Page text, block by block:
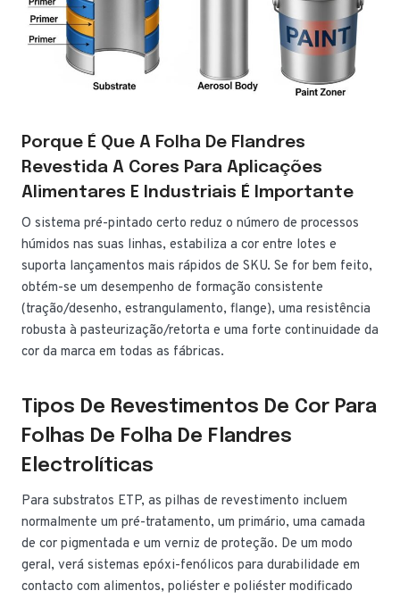
Porque É Que A Folha De Flandres
Revestida A Cores Para Aplicações
Alimentares E Industriais É Importante
O sistema pré-pintado certo reduz o número de processos
húmidos nas suas linhas, estabiliza a cor entre lotes e
suporta lançamentos mais rápidos de SKU. Se for bem feito,
obtém-se um desempenho de formação consistente
(tração/desenho, estrangulamento, flange), uma resistência
robusta à pasteurização/retorta e uma forte continuidade da
cor da marca em todas as fábricas.
Tipos De Revestimentos De Cor Para
Folhas De Folha De Flandres
Electrolíticas
Para substratos ETP, as pilhas de revestimento incluem
normalmente um pré-tratamento, um primário, uma camada
de cor pigmentada e um verniz de proteção. De um modo
geral, verá sistemas epóxi-fenólicos para durabilidade em
contacto com alimentos, poliéster e poliéster modificado